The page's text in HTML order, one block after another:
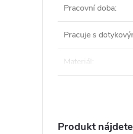
Pracovní doba:
Pracuje s
Materiál:
Produkt